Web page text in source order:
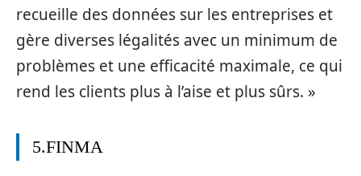
recueille des données sur les entreprises et
gère diverses légalités avec un minimum de
problèmes et une efficacité maximale, ce qui
rend les clients plus à l’aise et plus sûrs. »
5.FINMA